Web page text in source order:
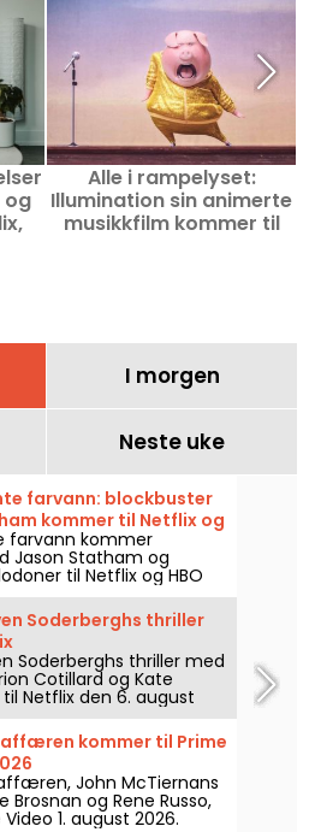
og
Alle i rampelyset:
Illumination sin animerte
musikkfilm kommer til
I morgen
Neste uke
farvann: blockbuster
kommer til Netflix og
farvann kommer
Jason Statham og
til Netflix og HBO
2026.
Soderberghs thriller
Soderberghs thriller med
Cotillard og Kate
Netflix den 6. august
kommer til Prime
John McTiernans
Brosnan og Rene Russo,
1. august 2026.